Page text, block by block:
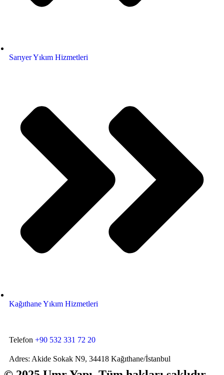
Sarıyer Yıkım Hizmetleri
Kağıthane Yıkım Hizmetleri
Telefon +90 532 331 72 20
Adres: Akide Sokak N9, 34418 Kağıthane/İstanbul